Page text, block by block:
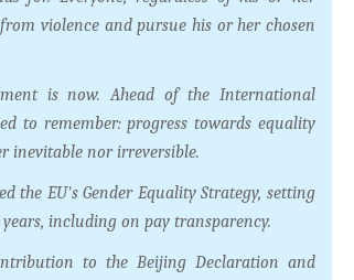
violence and pursue his or her chosen
is now. Ahead of the International
to remember: progress towards equality
inevitable nor irreversible.
the EU's Gender Equality Strategy, setting
including on pay transparency.
to the Beijing Declaration and